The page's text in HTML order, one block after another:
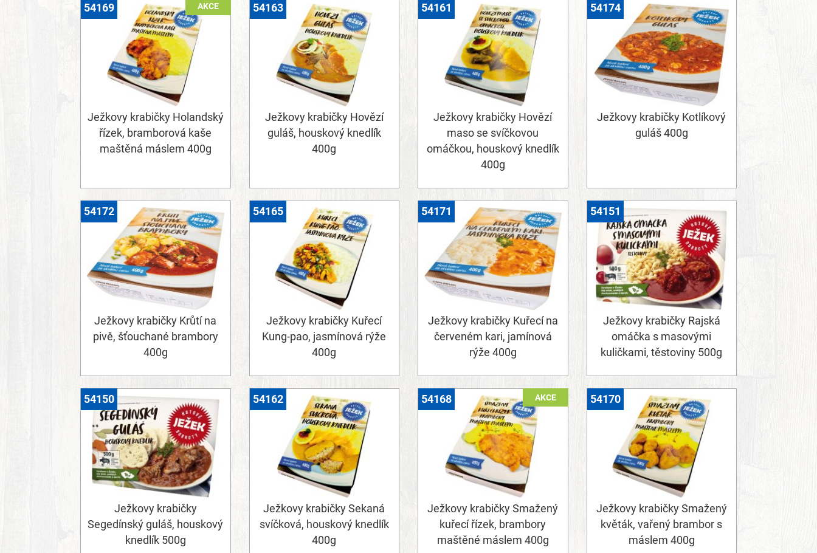
AKCE
Ježkovy krabičky Holandský
řízek, bramborová kaše
maštěná máslem 400g
54169
Ježkovy krabičky Hovězí
guláš, houskový knedlík
400g
54163
Ježkovy krabičky Hovězí
maso se svíčkovou
omáčkou, houskový knedlík
400g
54161
Ježkovy krabičky Kotlíkový
guláš 400g
54174
Ježkovy krabičky Krůtí na
pivě, šťouchané brambory
400g
54172
Ježkovy krabičky Kuřecí
Kung-pao, jasmínová rýže
400g
54165
Ježkovy krabičky Kuřecí na
červeném kari, jamínová
rýže 400g
54171
Ježkovy krabičky Rajská
omáčka s masovými
kuličkami, těstoviny 500g
54151
Ježkovy krabičky
Segedínský guláš, houskový
knedlík 500g
54150
Ježkovy krabičky Sekaná
svíčková, houskový knedlík
400g
54162 AKCE
Ježkovy krabičky Smažený
kuřecí řízek, brambory
maštěné máslem 400g
54168
Ježkovy krabičky Smažený
květák, vařený brambor s
máslem 400g
54170